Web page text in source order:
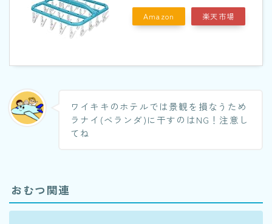
Amazon 楽天市場
ワイキキのホテルでは景観を損なうため
ラナイ(ベランダ)に干すのはNG！注意し
てね
おむつ関連